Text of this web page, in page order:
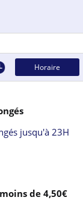
Horaire
jusqu'à 23H
de 4,50€